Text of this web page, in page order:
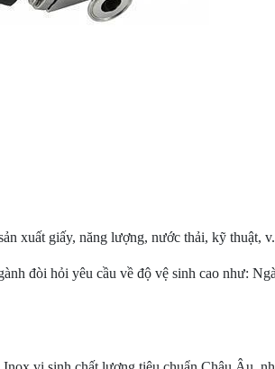
xuất giấy, năng lượng, nước thải, kỹ thuật,
đòi hỏi yêu cầu về độ vệ sinh cao như: